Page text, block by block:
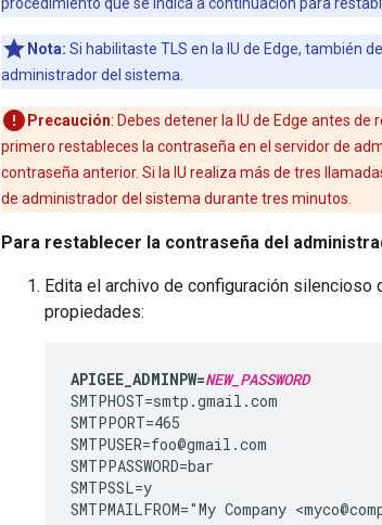
Nota: Si habilitaste TLS en la IU de Edge, también
administrador del sistema.
Precaución: Debes detener la IU de Edge antes
primero restableces la contraseña en el servidor de
contraseña anterior. Si la IU realiza más de tres
de administrador del sistema durante tres minutos.
Para restablecer la contraseña del
Edita el archivo de configuración
propiedades:
APIGEE_ADMINPW=NEW_PASSWORD
SMTPHOST=smtp.gmail.com
SMTPPORT=465
SMTPUSER=foo@gmail.com
SMTPPASSWORD=bar
SMTPSSL=y
SMTPMAILFROM="My Company